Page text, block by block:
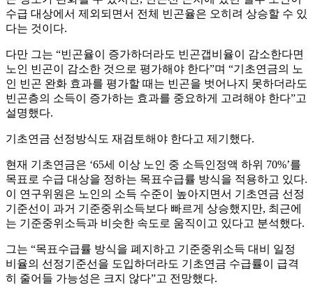
수급 대상에서 제외되면서 전체 빈곤율은 오히려 상승할 수 있
다는 것이다.
다만 그는 “빈곤율이 증가하더라도 빈곤갭비율이 감소한다면
노인 빈곤이 감소한 것으로 평가해야 한다”며 “기초연금의 노
인 빈곤 완화 효과를 평가할 때는 빈곤을 벗어나지 못하더라도
빈곤층의 소득이 증가하는 효과를 중요하게 고려해야 한다”고
설명했다.
기초연금 선정방식도 재검토해야 한다고 제기했다.
현재 기초연금은 ‘65세 이상 노인 중 소득인정액 하위 70%’를
목표로 수급 대상을 정하는 목표수급률 방식을 적용하고 있다.
이 연구위원은 노인의 소득 수준이 높아지면서 기초연금 선정
기준선이 과거 기준중위소득보다 빠르게 상승했지만, 최근에
는 기준중위소득과 비슷한 속도로 움직이고 있다고 분석했다.
그는 “목표수급률 방식을 폐지하고 기준중위소득 대비 일정
비율의 선정기준선을 도입하더라도 기초연금 수급률이 급격
히 줄어들 가능성은 크지 않다”고 전망했다.